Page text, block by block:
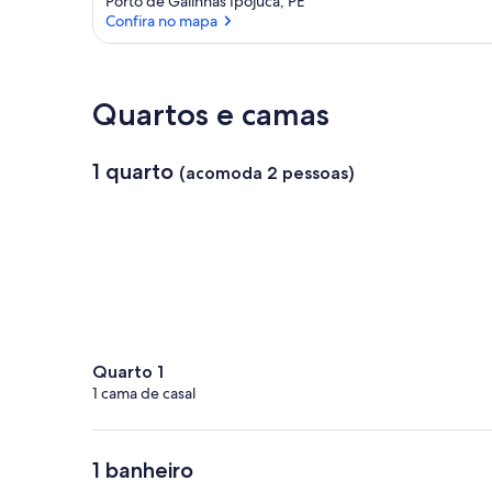
Confira no mapa
Quartos e camas
1 quarto (acomoda 2 pessoas)
Quarto 1
1 cama de casal
1 banheiro